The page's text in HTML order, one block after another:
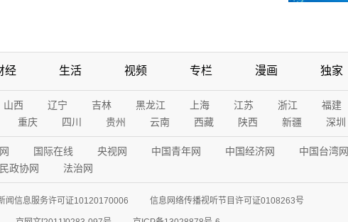
经 生活 视频 专栏 漫画 独家
山西 辽宁 吉林 黑龙江 上海 江苏 浙江 福建
重庆 四川 贵州 云南 西藏 陕西 新疆 深圳
国际在线 央视网 中国青年网 中国经济网 中国台湾网
政协网 法治网
闻信息服务许可证10120170006 信息网络传播视听节目许可证0108263号